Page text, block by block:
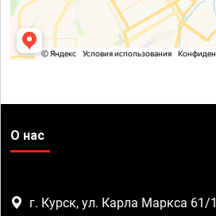
О нас
г. Курск, ул. Карла Маркса 61/1